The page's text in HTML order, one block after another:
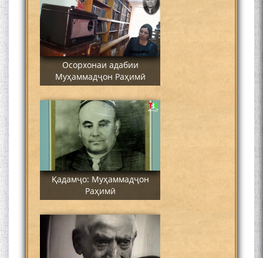
Осорхонаи адабии
Муҳаммадҷон Раҳимӣ
Қадамҷо: Муҳаммадҷон
Раҳимӣ